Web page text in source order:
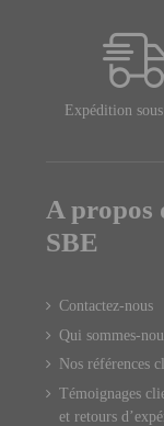
Expédition
A propos
SBE
Contactez-nous
Qui sommes-
Nos références
Témoignages
et retours